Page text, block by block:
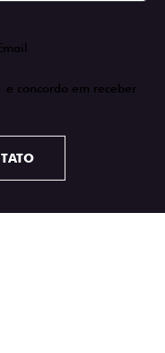
e concordo em receber